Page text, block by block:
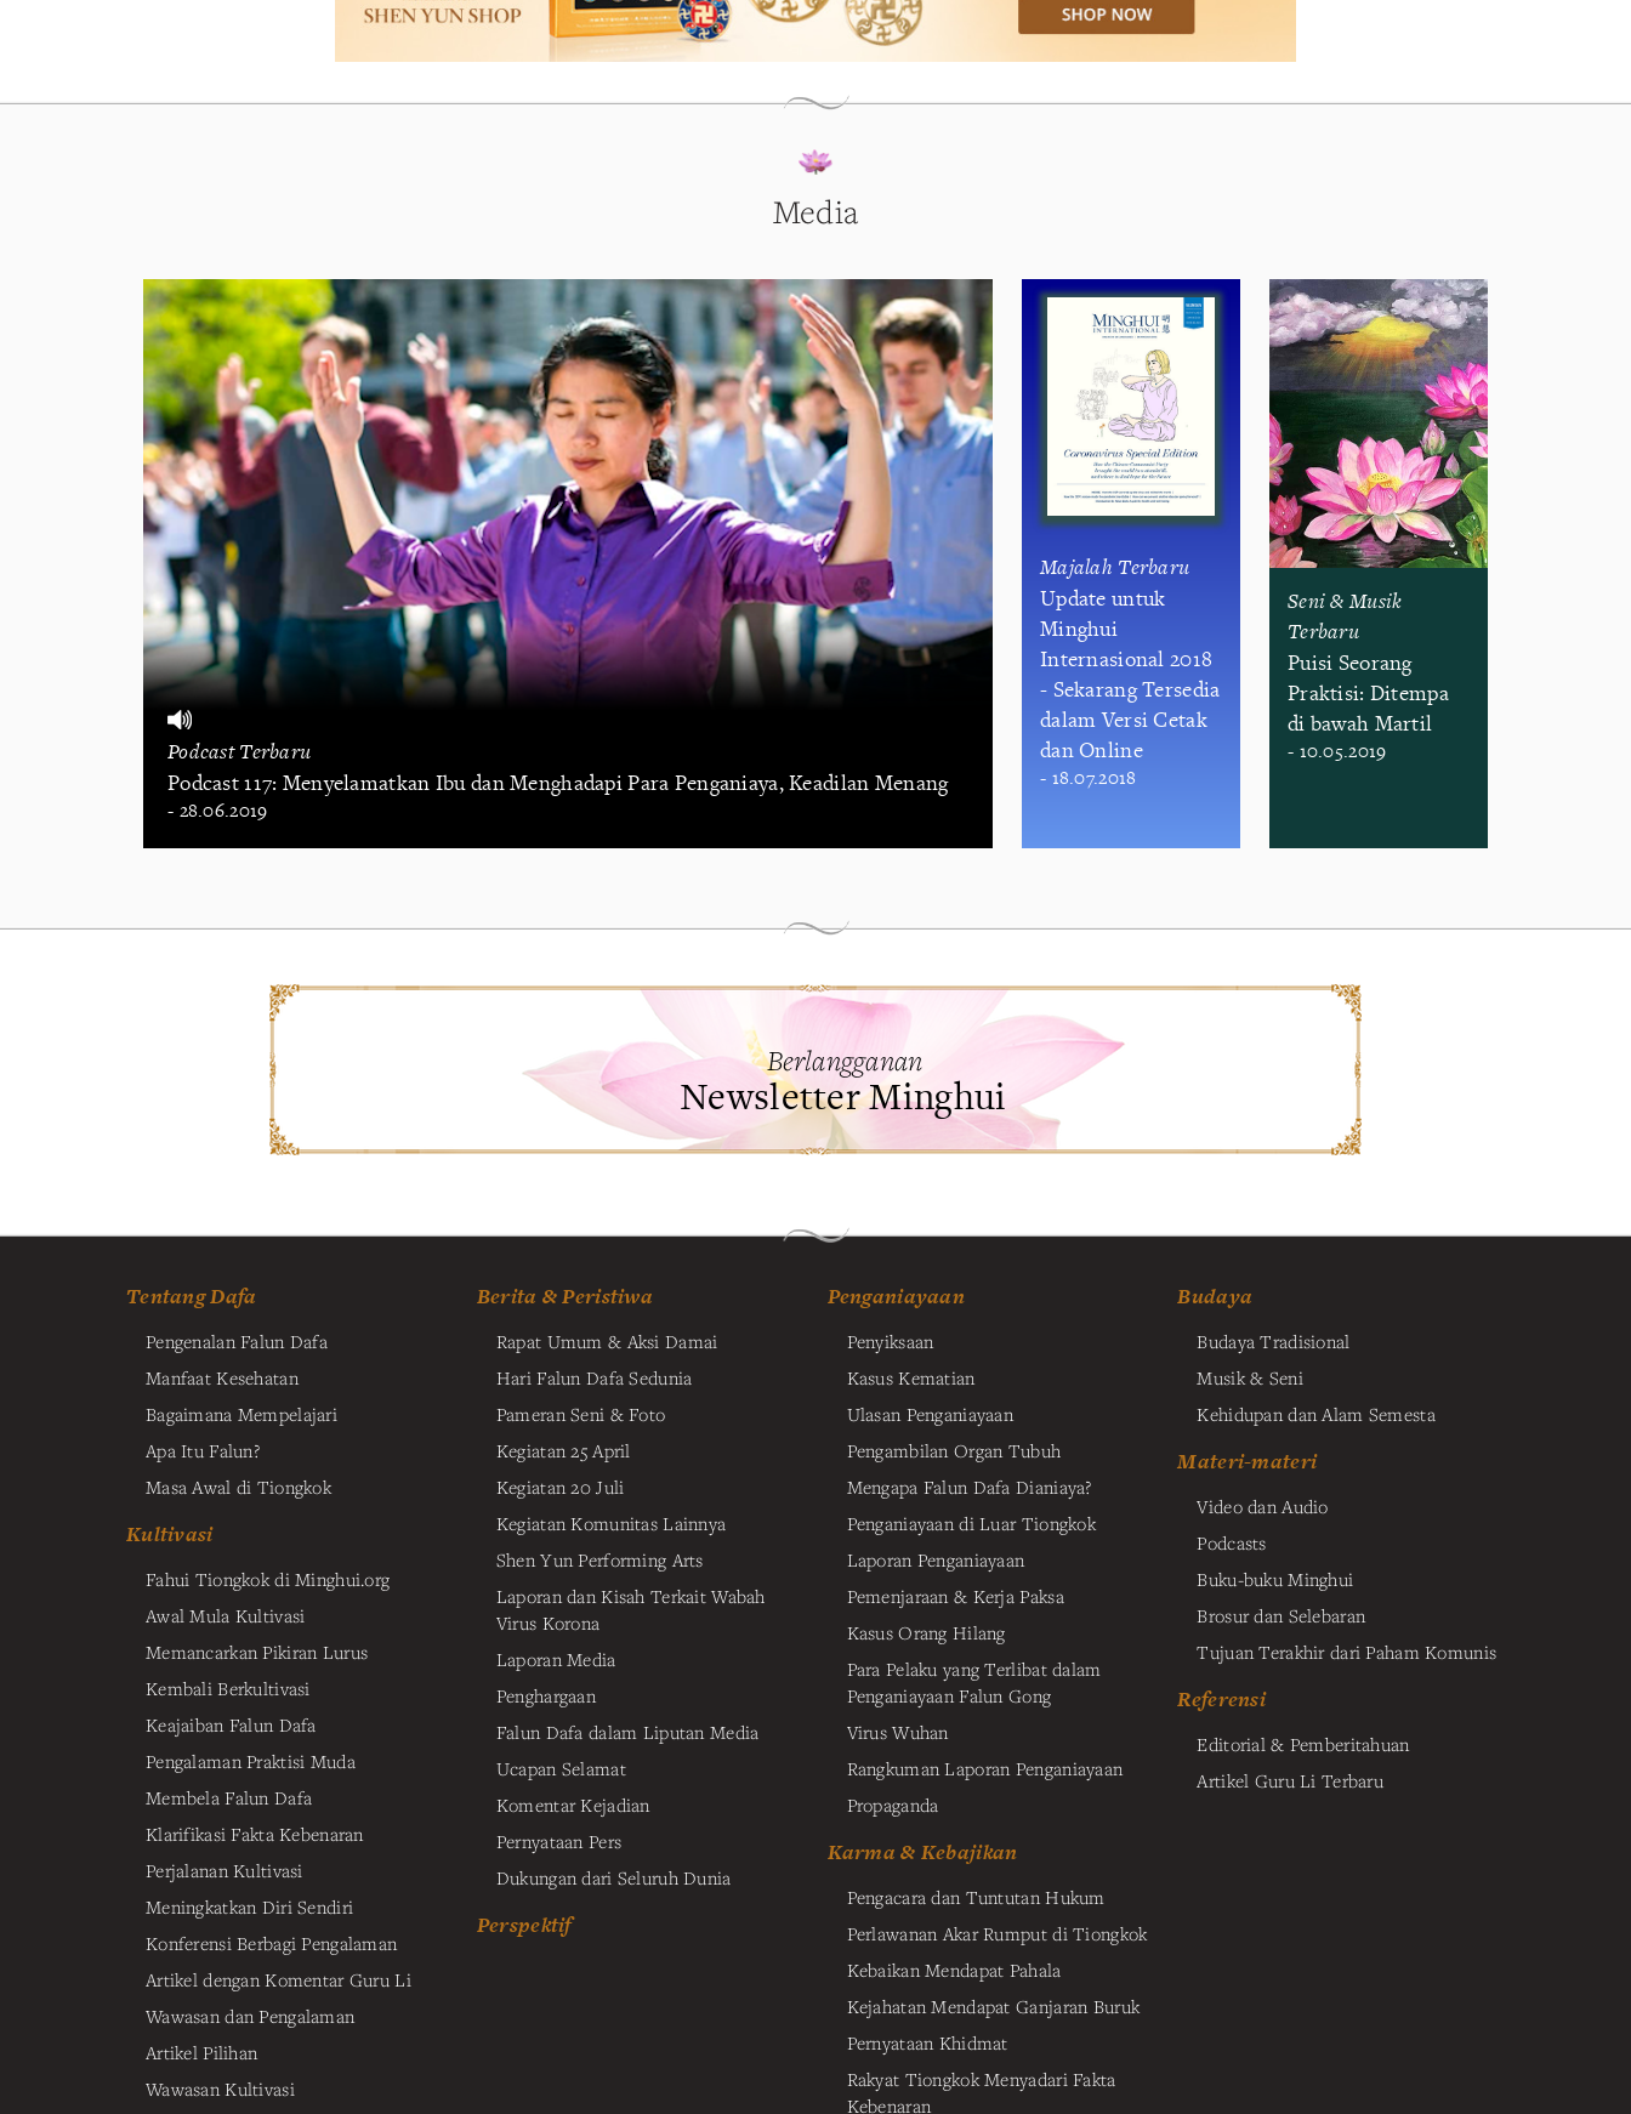
Media
Podcast Terbaru
Podcast 117: Menyelamatkan Ibu dan Menghadapi Para Penganiaya, Keadilan Menang
- 28.06.2019
Majalah Terbaru
Update untuk
Minghui
Internasional 2018
- Sekarang Tersedia
dalam Versi Cetak
dan Online
- 18.07.2018
Seni & Musik
Terbaru
Puisi Seorang
Praktisi: Ditempa
di bawah Martil
- 10.05.2019
Berlangganan
Newsletter Minghui
Tentang Dafa
Pengenalan Falun Dafa
Manfaat Kesehatan
Bagaimana Mempelajari
Apa Itu Falun?
Masa Awal di Tiongkok
Kultivasi
Fahui Tiongkok di Minghui.org
Awal Mula Kultivasi
Memancarkan Pikiran Lurus
Kembali Berkultivasi
Keajaiban Falun Dafa
Pengalaman Praktisi Muda
Membela Falun Dafa
Klarifikasi Fakta Kebenaran
Perjalanan Kultivasi
Meningkatkan Diri Sendiri
Konferensi Berbagi Pengalaman
Artikel dengan Komentar Guru Li
Wawasan dan Pengalaman
Artikel Pilihan
Wawasan Kultivasi
Berita & Peristiwa
Rapat Umum & Aksi Damai
Hari Falun Dafa Sedunia
Pameran Seni & Foto
Kegiatan 25 April
Kegiatan 20 Juli
Kegiatan Komunitas Lainnya
Shen Yun Performing Arts
Laporan dan Kisah Terkait Wabah
Virus Korona
Laporan Media
Penghargaan
Falun Dafa dalam Liputan Media
Ucapan Selamat
Komentar Kejadian
Pernyataan Pers
Dukungan dari Seluruh Dunia
Perspektif
Penganiayaan
Penyiksaan
Kasus Kematian
Ulasan Penganiayaan
Pengambilan Organ Tubuh
Mengapa Falun Dafa Dianiaya?
Penganiayaan di Luar Tiongkok
Laporan Penganiayaan
Pemenjaraan & Kerja Paksa
Kasus Orang Hilang
Para Pelaku yang Terlibat dalam
Penganiayaan Falun Gong
Virus Wuhan
Rangkuman Laporan Penganiayaan
Propaganda
Karma & Kebajikan
Pengacara dan Tuntutan Hukum
Perlawanan Akar Rumput di Tiongkok
Kebaikan Mendapat Pahala
Kejahatan Mendapat Ganjaran Buruk
Pernyataan Khidmat
Rakyat Tiongkok Menyadari Fakta
Kebenaran
Budaya
Budaya Tradisional
Musik & Seni
Kehidupan dan Alam Semesta
Materi-materi
Video dan Audio
Podcasts
Buku-buku Minghui
Brosur dan Selebaran
Tujuan Terakhir dari Paham Komunis
Referensi
Editorial & Pemberitahuan
Artikel Guru Li Terbaru